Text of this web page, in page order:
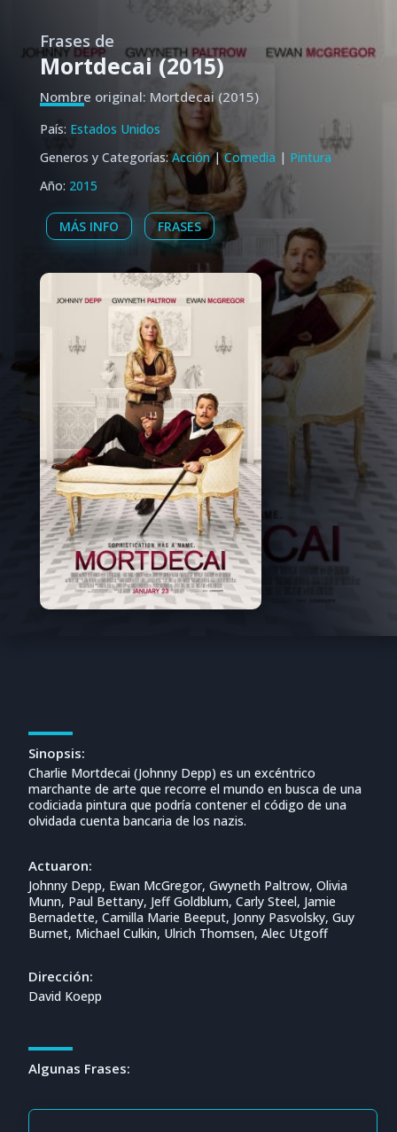
Frases de
Mortdecai (2015)
Nombre original: Mortdecai (2015)
País: Estados Unidos
Generos y Categorías:Acción|Comedia | Pintura
Año: 2015
MÁS INFO FRASES
Sinopsis:
Charlie Mortdecai (Johnny Depp) es un excéntrico
marchante de arte que recorre el mundo en busca de una
codiciada pintura que podría contener el código de una
olvidada cuenta bancaria de los nazis.
Actuaron:
Johnny Depp, Ewan McGregor, Gwyneth Paltrow, Olivia
Munn, Paul Bettany, Jeff Goldblum, Carly Steel, Jamie
Bernadette, Camilla Marie Beeput, Jonny Pasvolsky, Guy
Burnet, Michael Culkin, Ulrich Thomsen, Alec Utgoff
Dirección:
David Koepp
Algunas Frases: